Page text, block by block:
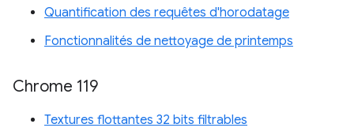
Quantification des requêtes d'horodatage
Fonctionnalités de nettoyage de printemps
Chrome 119
Textures flottantes 32 bits filtrables